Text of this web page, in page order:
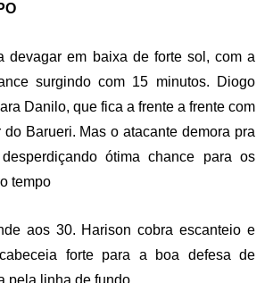
devagar em baixa de forte sol, com a
surgindo com 15 minutos. Diogo
Danilo, que fica a frente a frente com
Barueri. Mas o atacante demora pra
ótima chance para os
tempo
aos 30. Harison cobra escanteio e
forte para a boa defesa de